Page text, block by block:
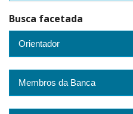
Busca facetada
Orientador
Membros da Banca